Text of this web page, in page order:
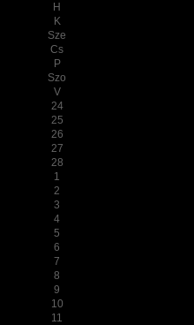
H
K
Sze
Cs
P
Szo
V
24
25
26
27
28
1
2
3
4
5
6
7
8
9
10
11